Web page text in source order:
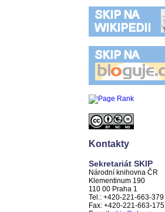
Kontakty
Sekretariát SKIP
Národní knihovna ČR
Klementinum 190
110 00 Praha 1
Tel.: +420-221-663-379
Fax: +420-221-663-175